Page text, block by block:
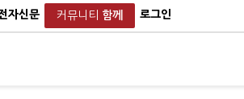
자신문 커뮤니티 함께 로그인